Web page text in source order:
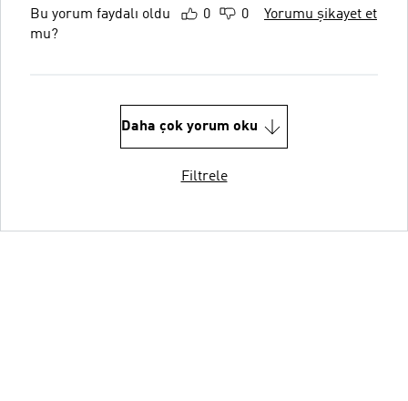
Bu yorum faydalı oldu
mu?
0 0 Yorumu şikayet et
Daha çok yorum oku
Filtrele